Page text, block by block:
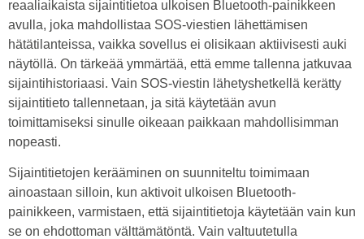
reaaliaikaista sijaintitietoa ulkoisen Bluetooth-painikkeen
avulla, joka mahdollistaa SOS-viestien lähettämisen
hätätilanteissa, vaikka sovellus ei olisikaan aktiivisesti auki
näytöllä. On tärkeää ymmärtää, että emme tallenna jatkuvaa
sijaintihistoriaasi. Vain SOS-viestin lähetyshetkellä kerätty
sijaintitieto tallennetaan, ja sitä käytetään avun
toimittamiseksi sinulle oikeaan paikkaan mahdollisimman
nopeasti.
Sijaintitietojen kerääminen on suunniteltu toimimaan
ainoastaan silloin, kun aktivoit ulkoisen Bluetooth-
painikkeen, varmistaen, että sijaintitietoja käytetään vain kun
se on ehdottoman välttämätöntä. Vain valtuutetulla